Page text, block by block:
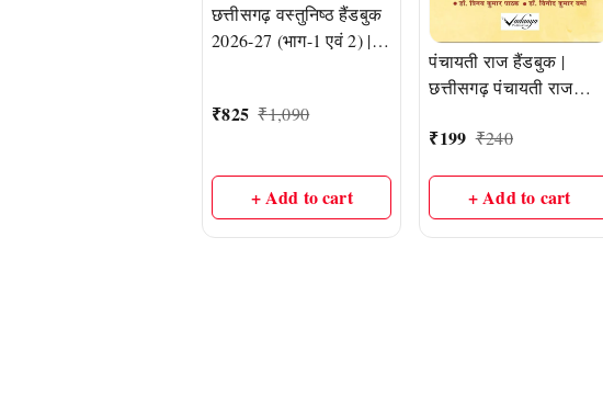
छत्तीसगढ़ वस्तुनिष्ठ हैंडबुक
2026-27 (भाग-1 एवं 2) |
₹825 ₹1,090
+ Add to cart
पंचायती राज हैंडबुक |
छत्तीसगढ़ पंचायती राज
मार्गदर्शिका | लेखक:
बाजपेयी, डॉ. विनय कुमार
पाठक और डॉ. विनोद कुमार
शुक्ल और
₹199 ₹240
+ Add to cart